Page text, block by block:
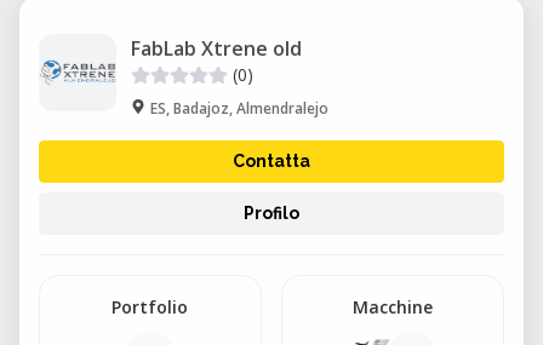
FabLab Xtrene old
(0)
ES, Badajoz, Almendralejo
Contatta
Profilo
Portfolio Macchine